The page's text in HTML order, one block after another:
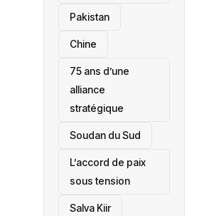
‎Pakistan
Chine
75 ans d’une
alliance
stratégique
‎Soudan du Sud
L’accord de paix
sous tension
Salva Kiir